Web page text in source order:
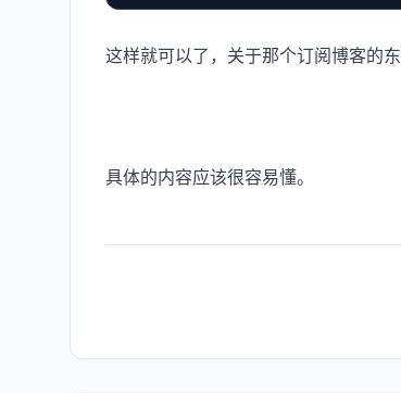
这样就可以了，关于那个订阅博客的
具体的内容应该很容易懂。